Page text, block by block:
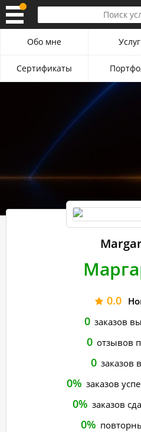
0.0
0 заказов
0 отзывов
0 заказов
0% заказов
0% заказов
0%
Обо мне
Сертификаты